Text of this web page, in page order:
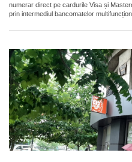
numerar direct pe cardurile Visa și
prin intermediul bancomatelor